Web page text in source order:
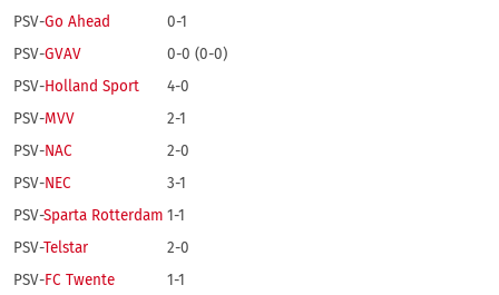
PSV-Go Ahead
0-1
PSV-GVAV
0-0 (0-0)
PSV-Holland Sport
4-0
PSV-MVV
2-1
PSV-NAC
2-0
PSV-NEC
3-1
PSV-Sparta Rotterdam 1-1
PSV-Telstar
2-0
PSV-FC Twente
1-1